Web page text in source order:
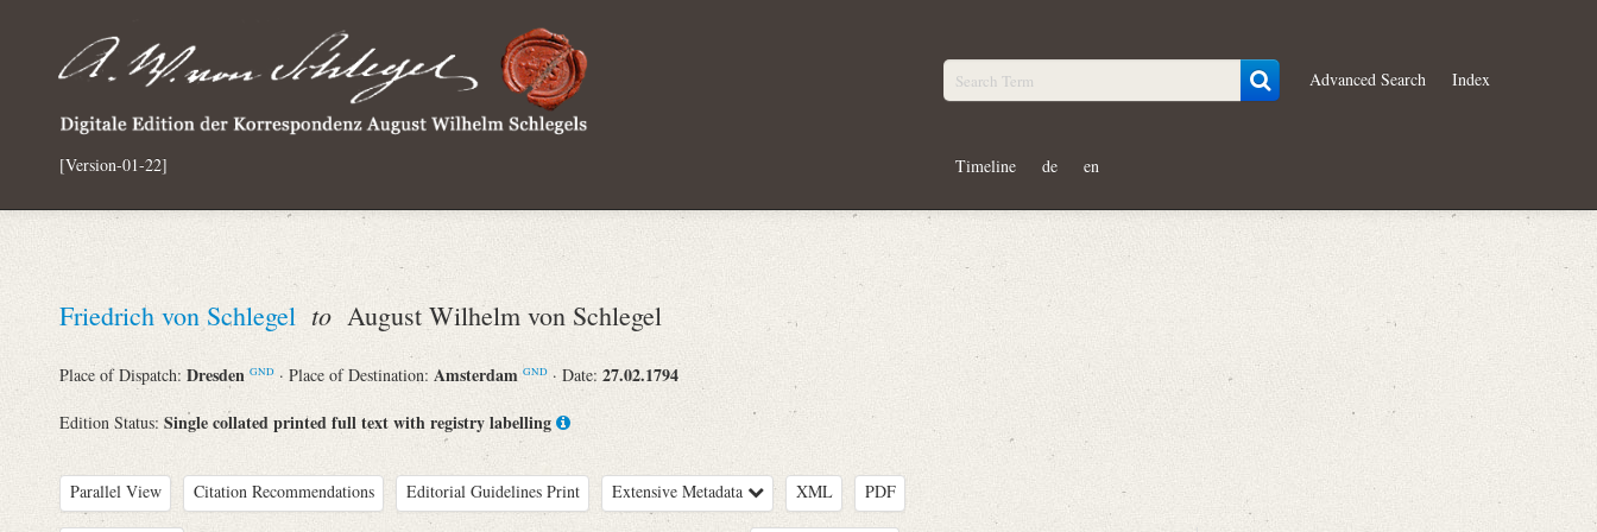
[Version-01-22]
Advanced Search Index
Timeline de en
Friedrich von Schlegel to August Wilhelm von Schlegel
Place of Dispatch: Dresden GND · Place of Destination: Amsterdam GND · Date: 27.02.1794
Edition Status: Single collated printed full text with registry labelling
Parallel View Citation Recommendations Editorial Guidelines Print Extensive Metadata XML PDF